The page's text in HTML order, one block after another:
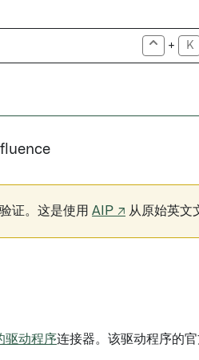
+ K
证。这是使用 AIP ↗ 从原始英文
驱动程序连接器。该驱动程序的